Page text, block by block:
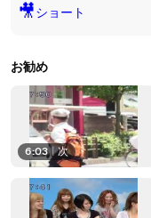
🎥ショート
お勧め
6:03 | 次